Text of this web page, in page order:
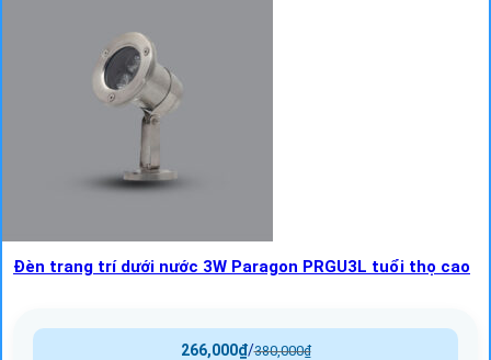
Đèn trang trí dưới nước 3W Paragon PRGU3L tuổi thọ cao
380,000₫
/
266,000₫